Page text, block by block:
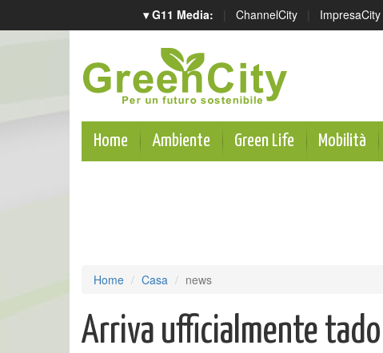
▾ G11 Media: | ChannelCity | ImpresaCity
Home Ambiente Green Life Mobilità
Home Casa news
Arriva ufficialmente